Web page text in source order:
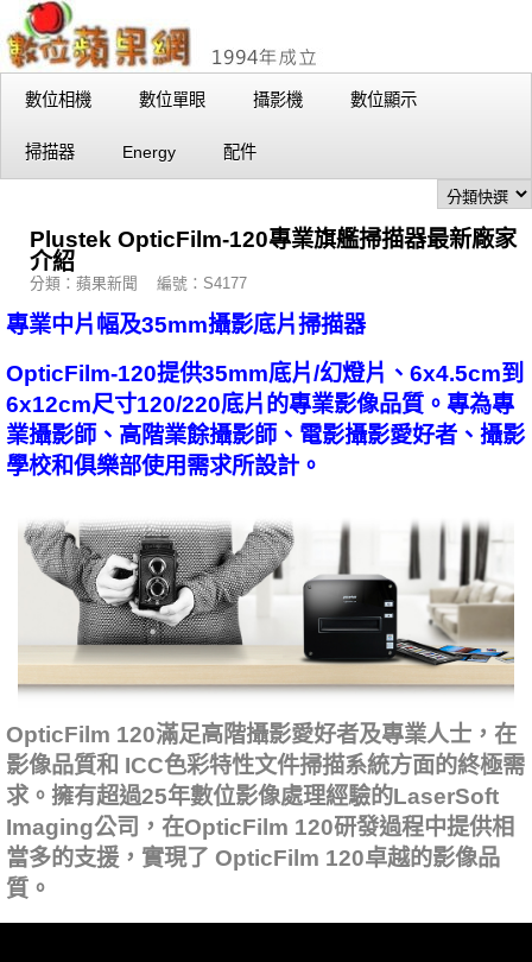
數位相機 數位單眼 攝影機 數位顯示
掃描器 Energy 配件
Plustek OpticFilm-120專業旗艦掃描器最新廠家
介紹
分類：蘋果新聞 編號：S4177
專業中片幅及35mm攝影底片掃描器
OpticFilm-120提供35mm底片/幻燈片、6x4.5cm到
6x12cm尺寸120/220底片的專業影像品質。專為專
業攝影師、高階業餘攝影師、電影攝影愛好者、攝影
學校和俱樂部使用需求所設計。
OpticFilm 120滿足高階攝影愛好者及專業人士，在
影像品質和 ICC色彩特性文件掃描系統方面的終極需
求。擁有超過25年數位影像處理經驗的LaserSoft
Imaging公司，在OpticFilm 120研發過程中提供相
當多的支援，實現了 OpticFilm 120卓越的影像品
質。